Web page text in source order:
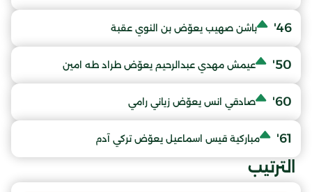
46' باشن صهيب يعوّض بن النوي عقبة
50' عيمش مهدي عبدالرحيم يعوّض طراد طه امين
60' صادقي انس يعوّض زياني رامي
61' مباركية قيس اسماعيل يعوّض تركي آدم
الترتيب